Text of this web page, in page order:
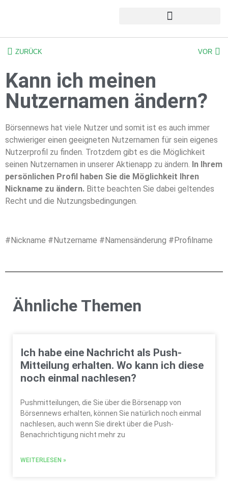
ZURÜCK VOR
Kann ich meinen
Nutzernamen ändern?
Börsennews hat viele Nutzer und somit ist es auch immer
schwieriger einen geeigneten Nutzernamen für sein eigenes
Nutzerprofil zu finden. Trotzdem gibt es die Möglichkeit
seinen Nutzernamen in unserer Aktienapp zu ändern. In Ihrem
persönlichen Profil haben Sie die Möglichkeit Ihren
Nickname zu ändern. Bitte beachten Sie dabei geltendes
Recht und die Nutzungsbedingungen.
#Nickname #Nutzername #Namensänderung #Profilname
Ähnliche Themen
Ich habe eine Nachricht als Push-
Mitteilung erhalten. Wo kann ich diese
noch einmal nachlesen?
Pushmitteilungen, die Sie über die Börsenapp von
Börsennews erhalten, können Sie natürlich noch einmal
nachlesen, auch wenn Sie direkt über die Push-
Benachrichtigung nicht mehr zu
WEITERLESEN »